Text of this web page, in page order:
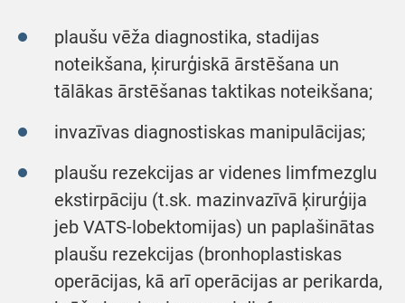
plaušu vēža diagnostika, stadijas
noteikšana, ķirurģiskā ārstēšana un
tālākas ārstēšanas taktikas noteikšana;
invazīvas diagnostiskas manipulācijas;
plaušu rezekcijas ar videnes limfmezglu
ekstirpāciju (t.sk. mazinvazīvā ķirurģija
jeb VATS-lobektomijas) un paplašinātas
plaušu rezekcijas (bronhoplastiskas
operācijas, kā arī operācijas ar perikarda,